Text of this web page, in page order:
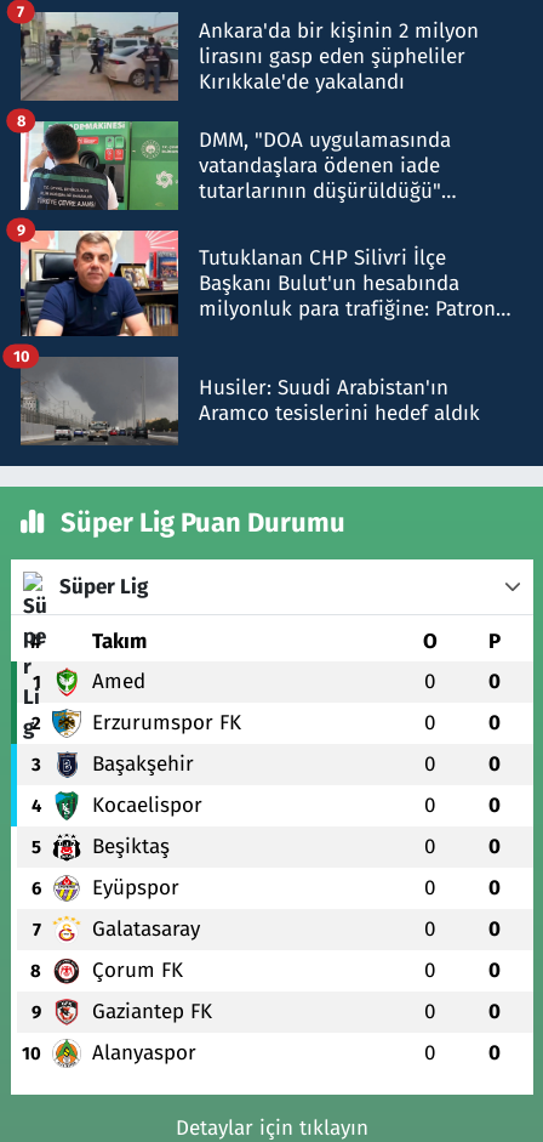
Ankara'da bir kişinin 2 milyon
lirasını gasp eden şüpheliler
Kırıkkale'de yakalandı
7
DMM, "DOA uygulamasında
vatandaşlara ödenen iade
tutarlarının düşürüldüğü"
8
Tutuklanan CHP Silivri İlçe
Başkanı Bulut'un hesabında
milyonluk para trafiğine: Patron
9
Husiler: Suudi Arabistan'ın
Aramco tesislerini hedef aldık
10
Süper Lig Puan Durumu
Süper Lig
# Takım O P
1 Amed 0 0
2 Erzurumspor FK 0 0
3 Başakşehir 0 0
4 Kocaelispor 0 0
5 Beşiktaş 0 0
6 Eyüpspor 0 0
7 Galatasaray 0 0
8 Çorum FK 0 0
9 Gaziantep FK 0 0
10 Alanyaspor 0 0
Detaylar için tıklayın